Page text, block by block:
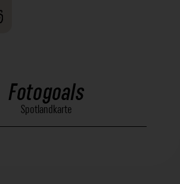
Fotogoals
Spotlandkarte